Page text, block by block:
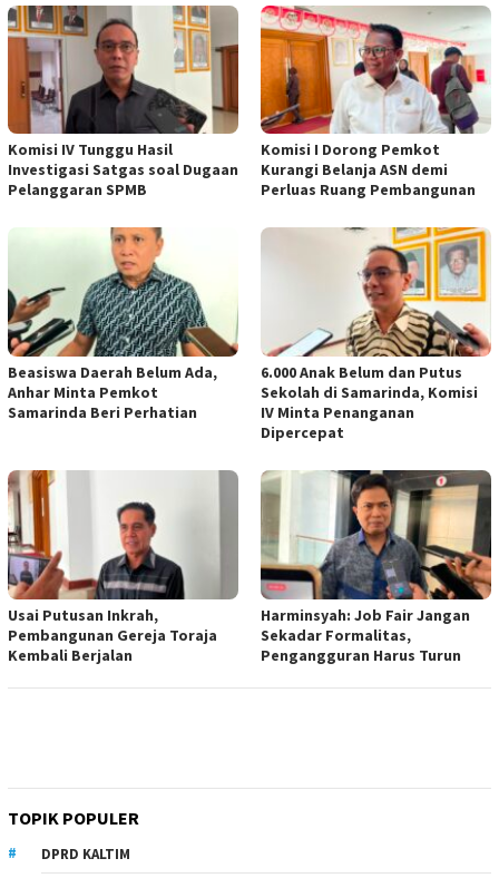
Komisi IV Tunggu Hasil
Investigasi Satgas soal Dugaan
Pelanggaran SPMB
Komisi I Dorong Pemkot
Kurangi Belanja ASN demi
Perluas Ruang Pembangunan
Beasiswa Daerah Belum Ada,
Anhar Minta Pemkot
Samarinda Beri Perhatian
6.000 Anak Belum dan Putus
Sekolah di Samarinda, Komisi
IV Minta Penanganan
Dipercepat
Usai Putusan Inkrah,
Pembangunan Gereja Toraja
Kembali Berjalan
Harminsyah: Job Fair Jangan
Sekadar Formalitas,
Pengangguran Harus Turun
TOPIK POPULER
DPRD KALTIM